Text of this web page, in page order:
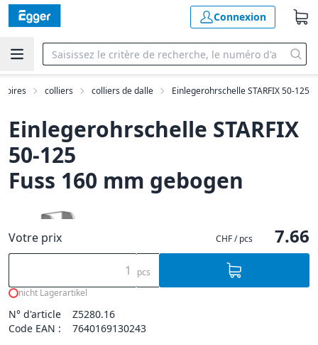
Connexion
colliers colliers de dalle Einlegerohrschelle STARFIX 50-125
Einlegerohrschelle STARFIX
50-125
Fuss 160 mm gebogen
Votre prix CHF / pcs 7.66
pcs
nicht Lagerartikel
N° d'article
Z5280.16
Code EAN :
7640169130243